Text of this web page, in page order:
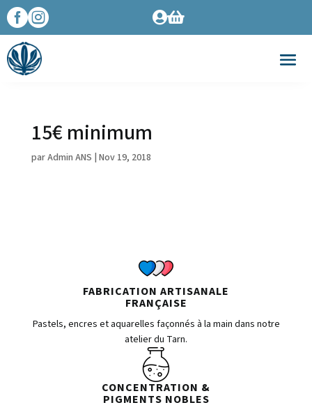
 
15€ minimum
parAdmin ANS | Nov 19, 2018
FABRICATION ARTISANALE
FRANÇAISE
Pastels, encres et aquarelles façonnés à la main dans notre
atelier du Tarn.
CONCENTRATION &
PIGMENTS NOBLES